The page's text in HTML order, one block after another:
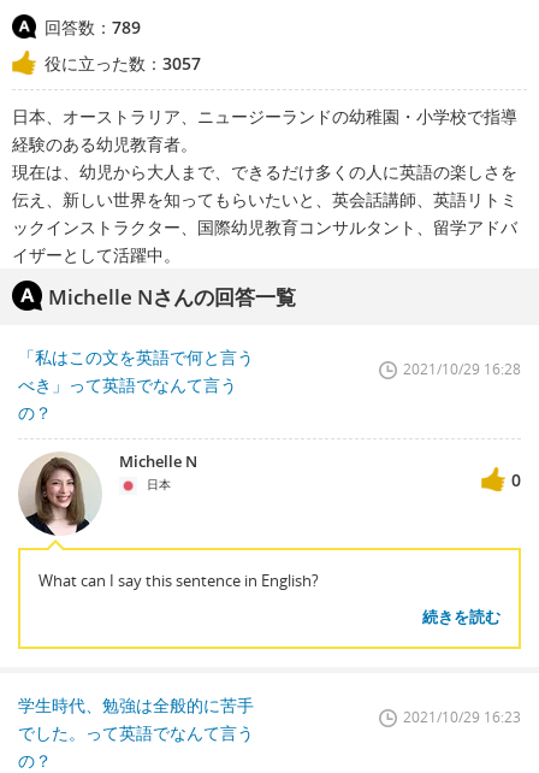
回答数： 789
役に立った数： 3057
日本、オーストラリア、ニュージーランドの幼稚園・小学校で指導
経験のある幼児教育者。
現在は、幼児から大人まで、できるだけ多くの人に英語の楽しさを
伝え、新しい世界を知ってもらいたいと、英会話講師、英語リトミ
ックインストラクター、国際幼児教育コンサルタント、留学アドバ
イザーとして活躍中。
Michelle Nさんの回答一覧
「私はこの文を英語で何と言う
べき」って英語でなんて言う
の？
2021/10/29 16:28
Michelle N
日本 0
What can I say this sentence in English?
続きを読む
学生時代、勉強は全般的に苦手
でした。って英語でなんて言う
の？
2021/10/29 16:23